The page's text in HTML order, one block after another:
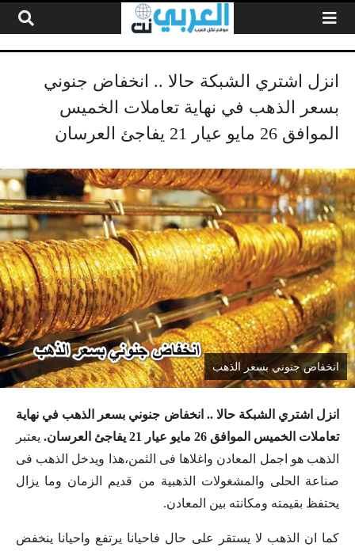
انزل اشتري الشبكة حالا .. انخفاض جنوني
بسعر الذهب في نهاية تعاملات الخميس
الموافق 26 مايو عيار 21 يفاجئ العرسان
انخفاض جنوني بسعر الذهب
انزل اشتري الشبكة حالا .. انخفاض جنوني بسعر الذهب في نهاية
تعاملات الخميس الموافق 26 مايو عيار 21 يفاجئ العرسان.
يعتبر
الذهب هو اجمل المعادن واغلاها فى الثمن،هذا ويدخل الذهب فى
صناعة الحلى والمشغولات الذهبية من قديم الزمان وما يزال
يحتفظ بقيمته ومكانته بين المعادن.
كما ان الذهب لا يستقر على حال فاحيانا يرتفع واحيانا ينخفض